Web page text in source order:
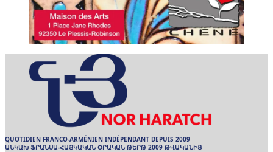
QUOTIDIEN FRANCO-ARMÉNIEN INDÉPENDANT DEPUIS 2009
ԱՆԿԱԽ ՖՐԱՆՍԱ-ՀԱՅԿԱԿԱՆ ՕՐԱԿԱՆ ԹԵՐԹ 2009 ԹՎԱԿԱՆԻՑ